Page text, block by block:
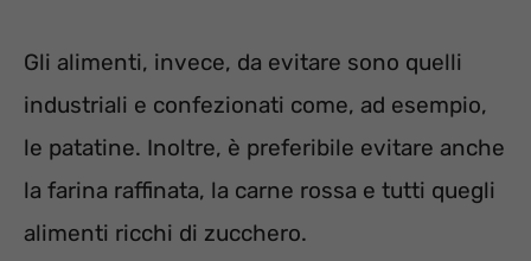
Gli alimenti, invece, da evitare sono quelli
industriali e confezionati come, ad esempio,
le patatine. Inoltre, è preferibile evitare anche
la farina raffinata, la carne rossa e tutti quegli
alimenti ricchi di zucchero.